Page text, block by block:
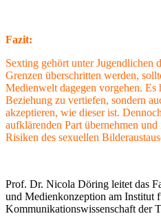
Fazit:
Sexting gehört unter Jugendlichen
Grenzen überschritten werden,
Medienwelt dagegen vorgehen.
Beziehung zu vertiefen, sondern
akzeptieren, wie dieser ist.
aufklärenden Part übernehmen
Risiken des sexuellen
Prof. Dr. Nicola Döring leitet das
und Medienkonzeption am Institut
Kommunikationswissenschaft der